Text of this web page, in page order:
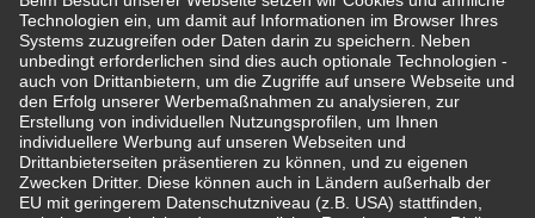
Montag – Samstag:
09:00 Uhr bis 20:00 Uhr